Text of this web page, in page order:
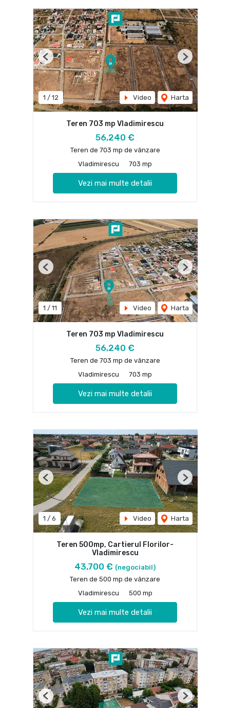
1 / 12 Video Harta
Previous Next
Teren 703 mp Vladimirescu
56,240 €
Teren de 703 mp de vânzare
Vladimirescu
703 mp
Vezi mai multe detalii
1 / 11 Video Harta
Previous Next
Teren 703 mp Vladimirescu
56,240 €
Teren de 703 mp de vânzare
Vladimirescu
703 mp
Vezi mai multe detalii
1 / 6 Video Harta
Previous Next
Teren 500mp, Cartierul Florilor-
Vladimirescu
43,700 € (negociabil)
Teren de 500 mp de vânzare
Vladimirescu
500 mp
Vezi mai multe detalii
Previous Next